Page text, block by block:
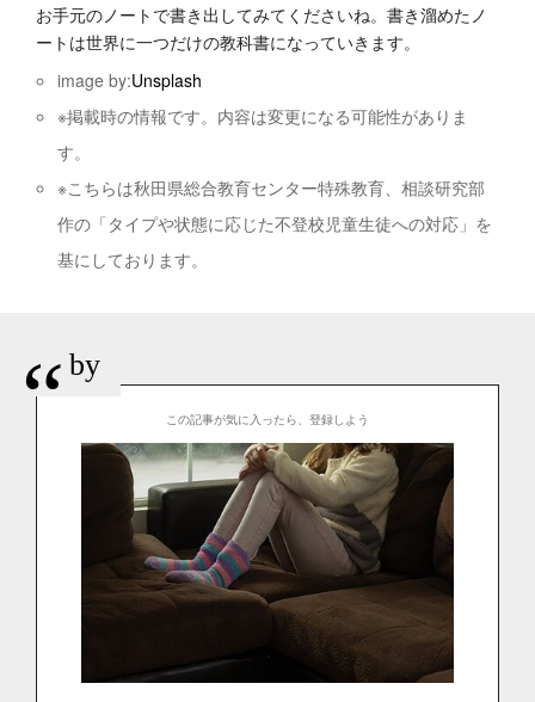
お手元のノートで書き出してみてくださいね。書き溜めたノ
ートは世界に一つだけの教科書になっていきます。
image by:Unsplash
※掲載時の情報です。内容は変更になる可能性がありま
す。
※こちらは秋田県総合教育センター特殊教育、相談研究部
作の「タイプや状態に応じた不登校児童生徒への対応」を
基にしております。
“ by
この記事が気に入ったら、登録しよう